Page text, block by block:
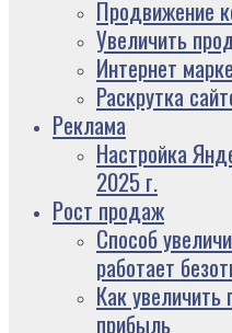
Продвижение
Увеличить
Интернет
Раскрутка
Реклама
Настройка
2025 г.
Рост продаж
Способ
работает
Как
прибыль